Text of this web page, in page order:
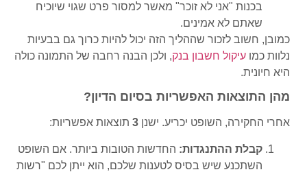
בכנות "אני לא זוכר" מאשר למסור פרט שגוי שיוכיח
שאתם לא אמינים.
כמובן, חשוב לזכור שההליך הזה יכול להיות כרוך גם בבעיות
נלוות כמו עיקול חשבון בנק, ולכן הבנה רחבה של התמונה כולה
היא חיונית.
מהן התוצאות האפשריות בסיום הדיון?
אחרי החקירה, השופט יכריע. ישנן 3 תוצאות אפשריות:
קבלת ההתנגדות: החדשות הטובות ביותר. אם השופט
השתכנע שיש בסיס לטענות שלכם, הוא ייתן לכם "רשות